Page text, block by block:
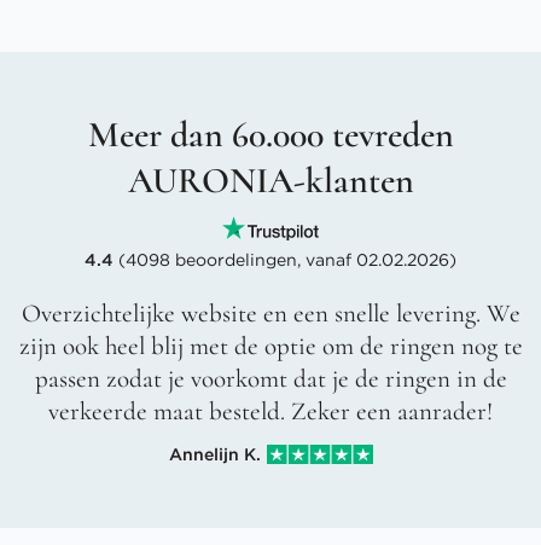
Meer dan 60.000 tevreden
AURONIA-klanten
4.4 (4098 beoordelingen, vanaf 02.02.2026)
Overzichtelijke website en een snelle levering. We
zijn ook heel blij met de optie om de ringen nog te
passen zodat je voorkomt dat je de ringen in de
verkeerde maat besteld. Zeker een aanrader!
Annelijn K.